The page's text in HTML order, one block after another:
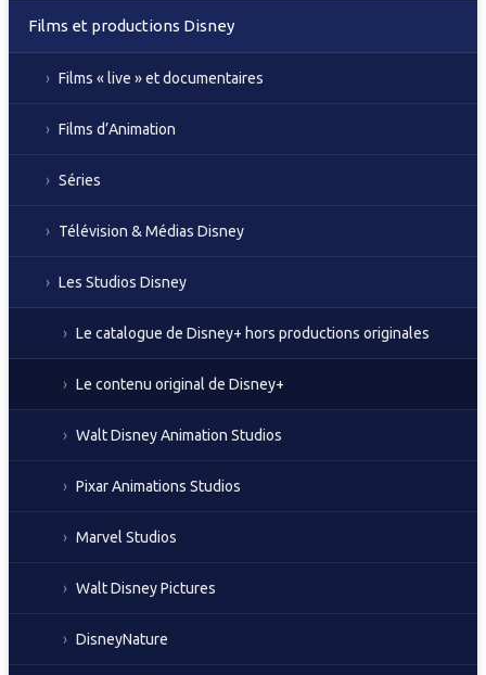
Films et productions Disney
Films « live » et documentaires
Films d’Animation
Séries
Télévision & Médias Disney
Les Studios Disney
Le catalogue de Disney+ hors productions originales
Le contenu original de Disney+
Walt Disney Animation Studios
Pixar Animations Studios
Marvel Studios
Walt Disney Pictures
DisneyNature